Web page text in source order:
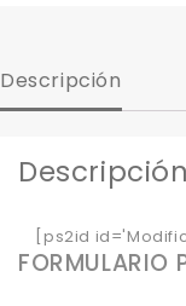
Descripción
Descripción
[ps2id
FORMULARIO